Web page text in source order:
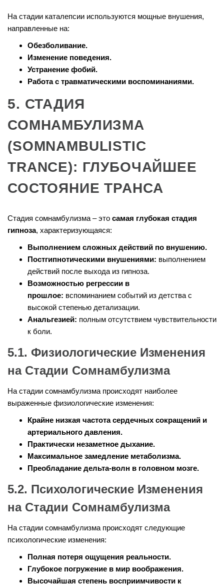
На стадии каталепсии используются мощные внушения,
направленные на:
Обезболивание.
Изменение поведения.
Устранение фобий.
Работа с травматическими воспоминаниями.
5. СТАДИЯ
СОМНАМБУЛИЗМА
(SOMNAMBULISTIC
TRANCE): ГЛУБОЧАЙШЕЕ
СОСТОЯНИЕ ТРАНСА
Стадия сомнамбулизма – это самая глубокая стадия
гипноза, характеризующаяся:
Выполнением сложных действий по внушению.
Постгипнотическими внушениями: выполнением
действий после выхода из гипноза.
Возможностью регрессии в
прошлое: вспоминанием событий из детства с
высокой степенью детализации.
Анальгезией: полным отсутствием чувствительности
к боли.
5.1. Физиологические Изменения
на Стадии Сомнамбулизма
На стадии сомнамбулизма происходят наиболее
выраженные физиологические изменения:
Крайне низкая частота сердечных сокращений и
артериального давления.
Практически незаметное дыхание.
Максимальное замедление метаболизма.
Преобладание дельта-волн в головном мозге.
5.2. Психологические Изменения
на Стадии Сомнамбулизма
На стадии сомнамбулизма происходят следующие
психологические изменения:
Полная потеря ощущения реальности.
Глубокое погружение в мир воображения.
Высочайшая степень восприимчивости к